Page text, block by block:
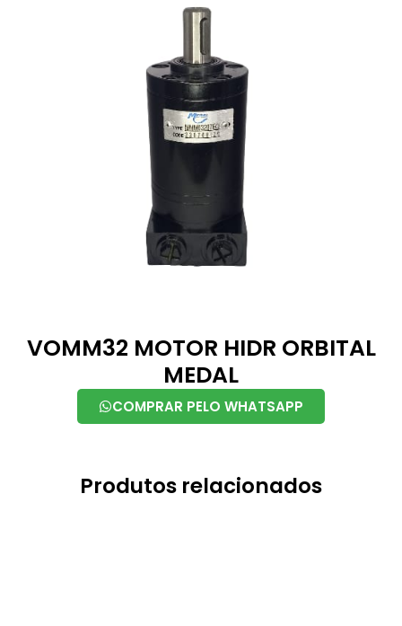
VOMM32 MOTOR HIDR ORBITAL
MEDAL
COMPRAR PELO WHATSAPP
Produtos relacionados